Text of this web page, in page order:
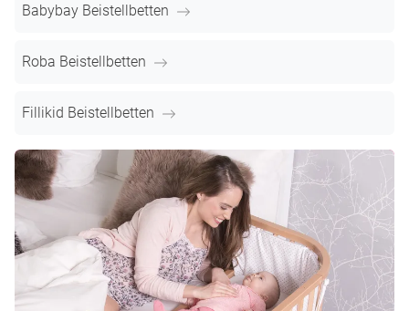
Babybay Beistellbetten
Roba Beistellbetten
Fillikid Beistellbetten